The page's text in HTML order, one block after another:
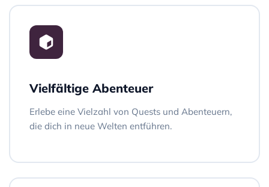
Vielfältige Abenteuer
Erlebe eine Vielzahl von Quests und Abenteuern,
die dich in neue Welten entführen.